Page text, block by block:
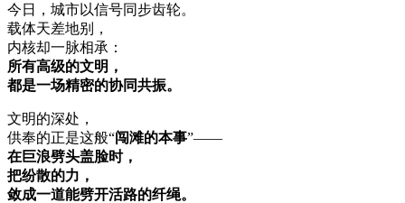
今日，城市以信号同步齿轮。
载体天差地别，
内核却一脉相承：
所有高级的文明，
都是一场精密的协同共振。
文明的深处，
供奉的正是这般“闯滩的本事”——
在巨浪劈头盖脸时，
把纷散的力，
敛成一道能劈开活路的纤绳。